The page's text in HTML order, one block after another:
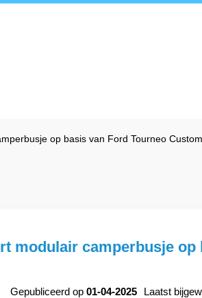
op basis van Ford Tourneo Custom
modulair camperbusje op
Gepubliceerd op 01-04-2025 Laatst